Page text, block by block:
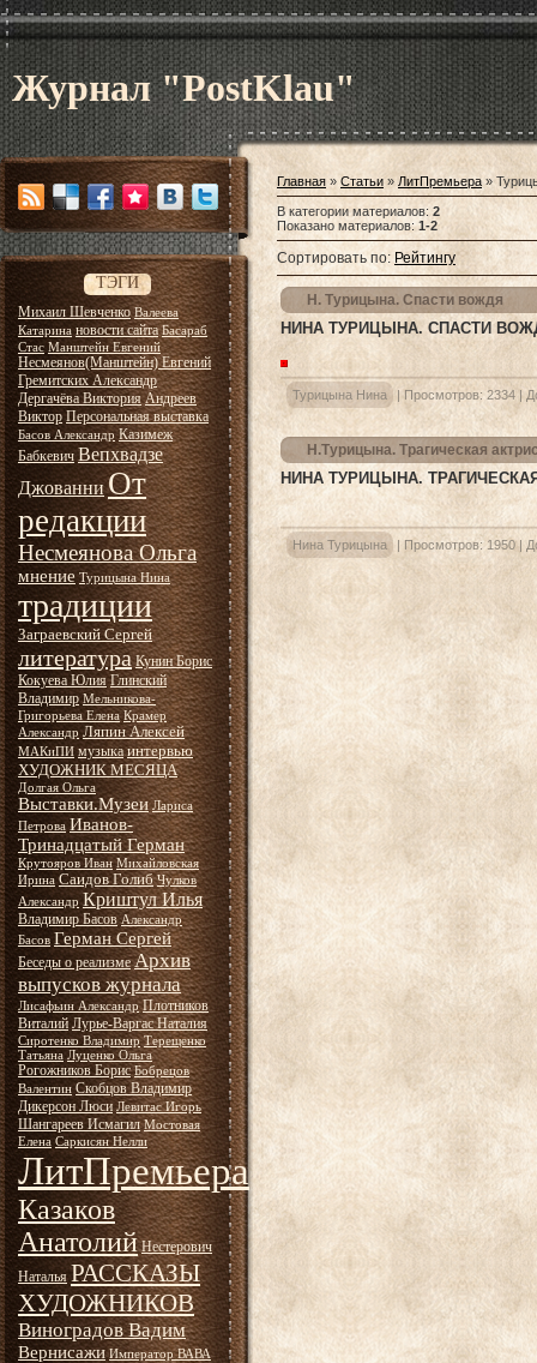
Журнал "PostKlau"
ТЭГИ
Михаил Шевченко Валеева
Катарина новости сайта Басараб
Стас Манштейн Евгений
Несмеянов(Манштейн) Евгений
Гремитских Александр
Дергачёва Виктория Андреев
Виктор Персональная выставка
Басов Александр Казимеж
Бабкевич Вепхвадзе
Джованни От
редакции
Несмеянова Ольга
мнение Турицына Нина
традиции
Заграевский Сергей
литература Кунин Борис
Кокуева Юлия Глинский
Владимир Мельникова-
Григорьева Елена Крамер
Александр Ляпин Алексей
МАКиПИ музыка интервью
ХУДОЖНИК МЕСЯЦА
Долгая Ольга
Выставки.Музеи Лариса
Петрова Иванов-
Тринадцатый Герман
Крутояров Иван Михайловская
Ирина Саидов Голиб Чулков
Александр Криштул Илья
Владимир Басов Александр
Басов Герман Сергей
Беседы о реализме Архив
выпусков журнала
Лисафьин Александр Плотников
Виталий Лурье-Варгас Наталия
Сиротенко Владимир Терещенко
Татьяна Луценко Ольга
Рогожников Борис Бобрецов
Валентин Скобцов Владимир
Дикерсон Люси Левитас Игорь
Шангареев Исмагил Мостовая
Елена Саркисян Нелли
ЛитПремьера
Казаков
Анатолий Нестерович
Наталья РАССКАЗЫ
ХУДОЖНИКОВ
Виноградов Вадим
Вернисажи Император ВАВА
Главная » Статьи » ЛитПремьера »
В категории материалов: 2
Показано материалов:1-2
Сортировать по: Рейтингу
Н. Турицына. Спасти вождя
НИНА ТУРИЦЫНА. СПАСТИ
Турицына Нина | Просмотров: 2334 |
Н.Турицына. Трагическая
НИНА ТУРИЦЫНА.
Нина Турицына | Просмотров: 1950|